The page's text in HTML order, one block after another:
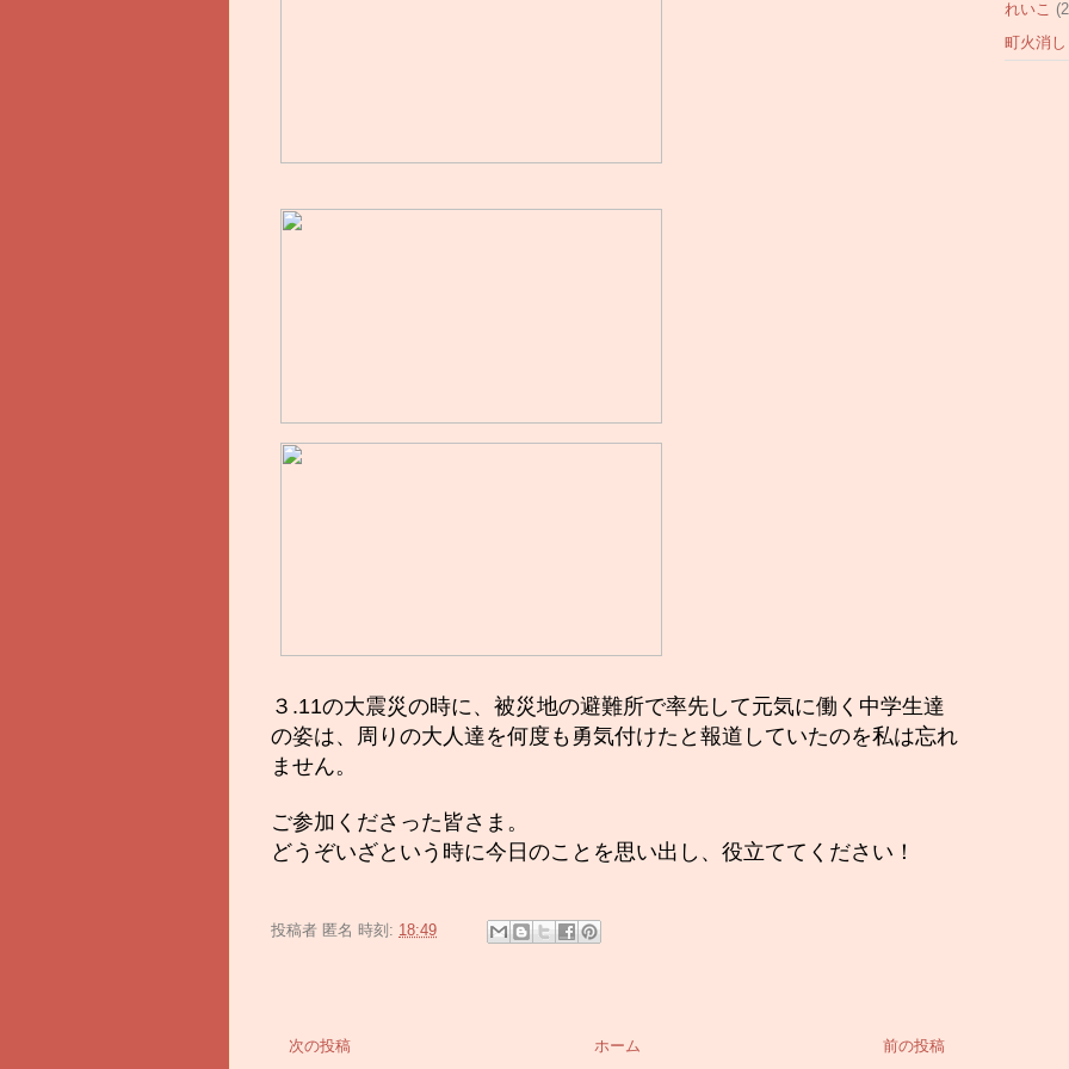
３.11の大震災の時に、被災地の避難所で率先して元気に働く中学生達
の姿は、周りの大人達を何度も勇気付けたと報道していたのを私は忘れ
ません。
ご参加くださった皆さま。
どうぞいざという時に今日のことを思い出し、役立ててください！
投稿者 匿名 時刻: 18:49
次の投稿 前の投稿
ホーム
れいこ
町火消し